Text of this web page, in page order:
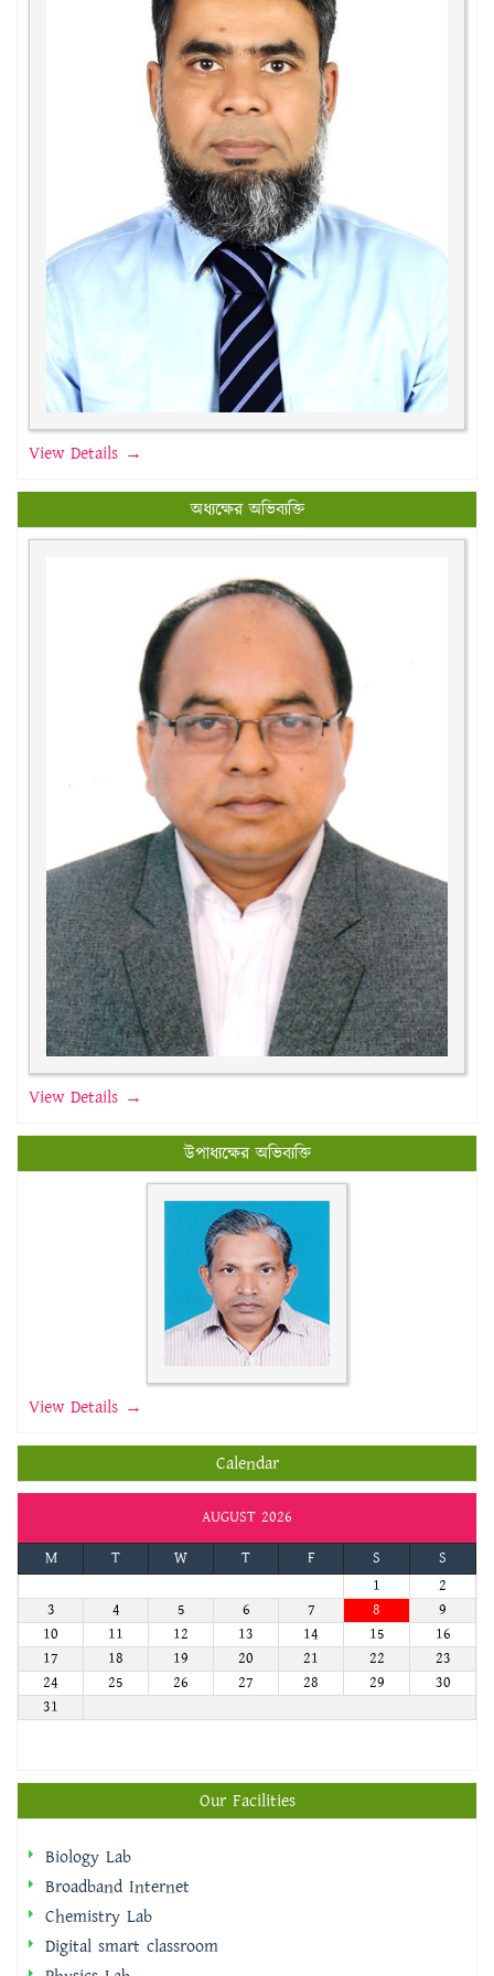
View Details →
অধ্যক্ষের অভিব্যক্তি
View Details →
উপাধ্যক্ষের অভিব্যক্তি
View Details →
Calendar
AUGUST 2026
M
T W T F S
S
1
2
3
4 5 6 7 8
9
10
11 12 13 14 15
16
17
18 19 20 21 22
23
24
25 26 27 28 29
30
31
Our Facilities
Biology Lab
Broadband Internet
Chemistry Lab
Digital smart classroom